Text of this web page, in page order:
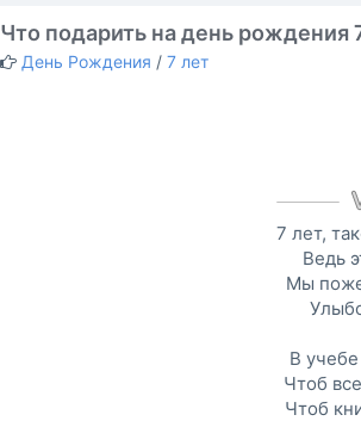
Что подарить на день рождения
День Рождения / 7 лет
7 лет,
Ведь
Мы
В
Чтоб
Чтоб